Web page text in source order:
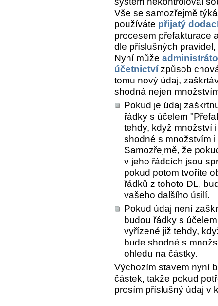
Vše se samozřejmě
používáte přijatý
procesem přefakturace
dle příslušných
Nyní může
účetnictvízpůsob
tomu nový údaj,
shodná nejen
Pokud je údaj
řádky s účelem
tehdy, když množství
shodné s množstvím
Samozřejmě, že
v jeho řádcích jsou
pokud potom tvoříte
řádků z tohoto DL,
vašeho dalšího úsilí.
Pokud údaj není
budou řádky s
vyřízené již tehdy,
bude shodné s
ohledu na částky.
Výchozím stavem nyní
částek, takže pokud
prosím příslušný údaj v